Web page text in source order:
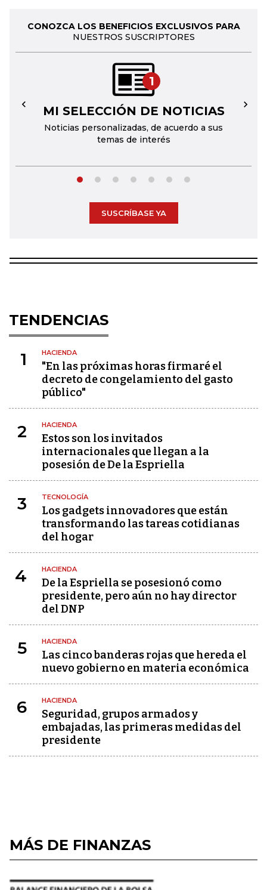
CONOZCA LOS BENEFICIOS EXCLUSIVOS PARA
NUESTROS SUSCRIPTORES
1
MI SELECCIÓN DE NOTICIAS
Noticias personalizadas, de acuerdo a sus
temas de interés
← →
SUSCRÍBASE YA
TENDENCIAS
1 HACIENDA
"En las próximas horas firmaré el
decreto de congelamiento del gasto
público"
2 HACIENDA
Estos son los invitados
internacionales que llegan a la
posesión de De la Espriella
3 TECNOLOGÍA
Los gadgets innovadores que están
transformando las tareas cotidianas
del hogar
4 HACIENDA
De la Espriella se posesionó como
presidente, pero aún no hay director
del DNP
5 HACIENDA
Las cinco banderas rojas que hereda el
nuevo gobierno en materia económica
6 HACIENDA
Seguridad, grupos armados y
embajadas, las primeras medidas del
presidente
MÁS DE FINANZAS